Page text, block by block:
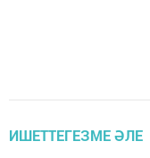
ИШЕТТЕГЕЗМЕ ӘЛЕ